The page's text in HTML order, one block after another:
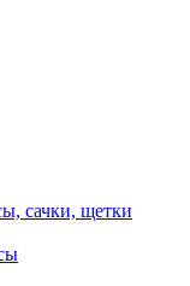
сачки, щетки